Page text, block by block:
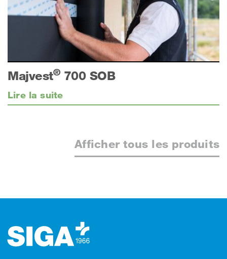
Majvest®700 SOB
Lire la suite
Afficher tous les produits